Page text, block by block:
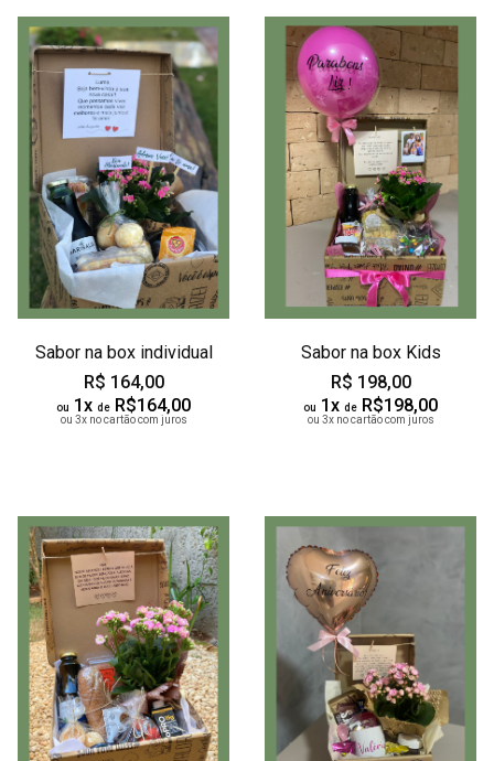
Sabor na box individual
R$ 164,00
ou 1x de R$164,00
ou 3x no cartão com juros
Sabor na box Kids
R$ 198,00
ou 1x de R$198,00
ou 3x no cartão com juros